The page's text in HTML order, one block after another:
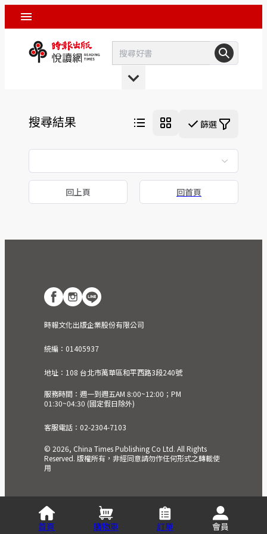
搜尋結果 篩選
回上頁 回首頁
時報文化出版企業股份有限公司
統編：01405937
地址：108 台北市萬華區和平西路3段240號
服務時間：週一到週五AM 8:00~12:00；PM
01:30~04:30 (國定假日除外)
客服電話：02-2304-7103
© 2026, China Times Publishing Co Ltd. All Rights
Reserved. 版權所有，非經同意請勿作任何形式之轉載使
用
首頁 購物車 訂單 會員